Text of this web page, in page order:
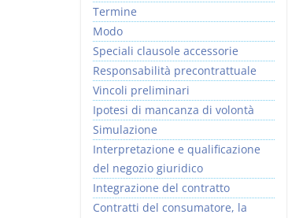
Termine
Modo
Speciali clausole accessorie
Responsabilità precontrattuale
Vincoli preliminari
Ipotesi di mancanza di volontà
Simulazione
Interpretazione e qualificazione
del negozio giuridico
Integrazione del contratto
Contratti del consumatore, la